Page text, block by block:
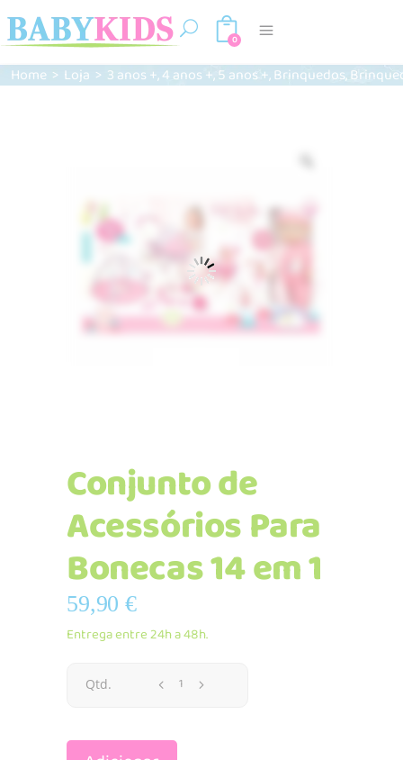
0
Home > Loja > 3 anos +,4 anos +,5 anos +,Brinquedos,
Conjunto de
Acessórios Para
Bonecas 14 em 1
59,90€
Entrega entre 24h a 48h.
Conjunto
Qtd.